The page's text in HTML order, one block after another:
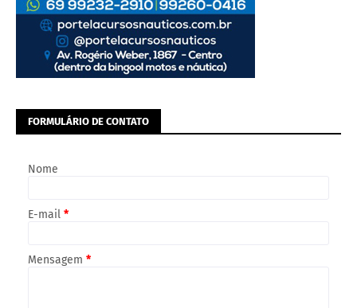
FORMULÁRIO DE CONTATO
Nome
E-mail *
Mensagem *